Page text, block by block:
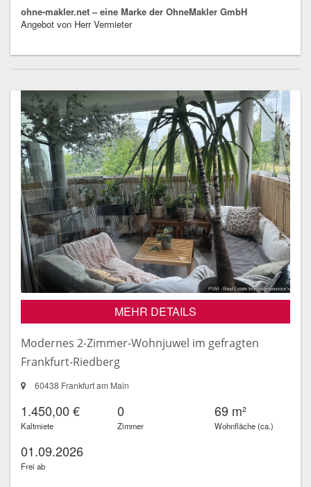
ohne-makler.net – eine Marke der OhneMakler GmbH
Angebot von Herr Vermieter
MEHR DETAILS
Modernes 2-Zimmer-Wohnjuwel im gefragten
Frankfurt-Riedberg
60438 Frankfurt am Main
1.450,00 €
Kaltmiete
0
Zimmer
69 m²
Wohnfläche (ca.)
01.09.2026
Frei ab